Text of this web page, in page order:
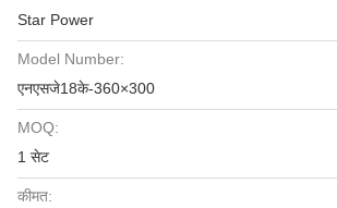
Star Power
Model Number:
एनएसजे18के-360×300
MOQ:
1 सेट
कीमत: